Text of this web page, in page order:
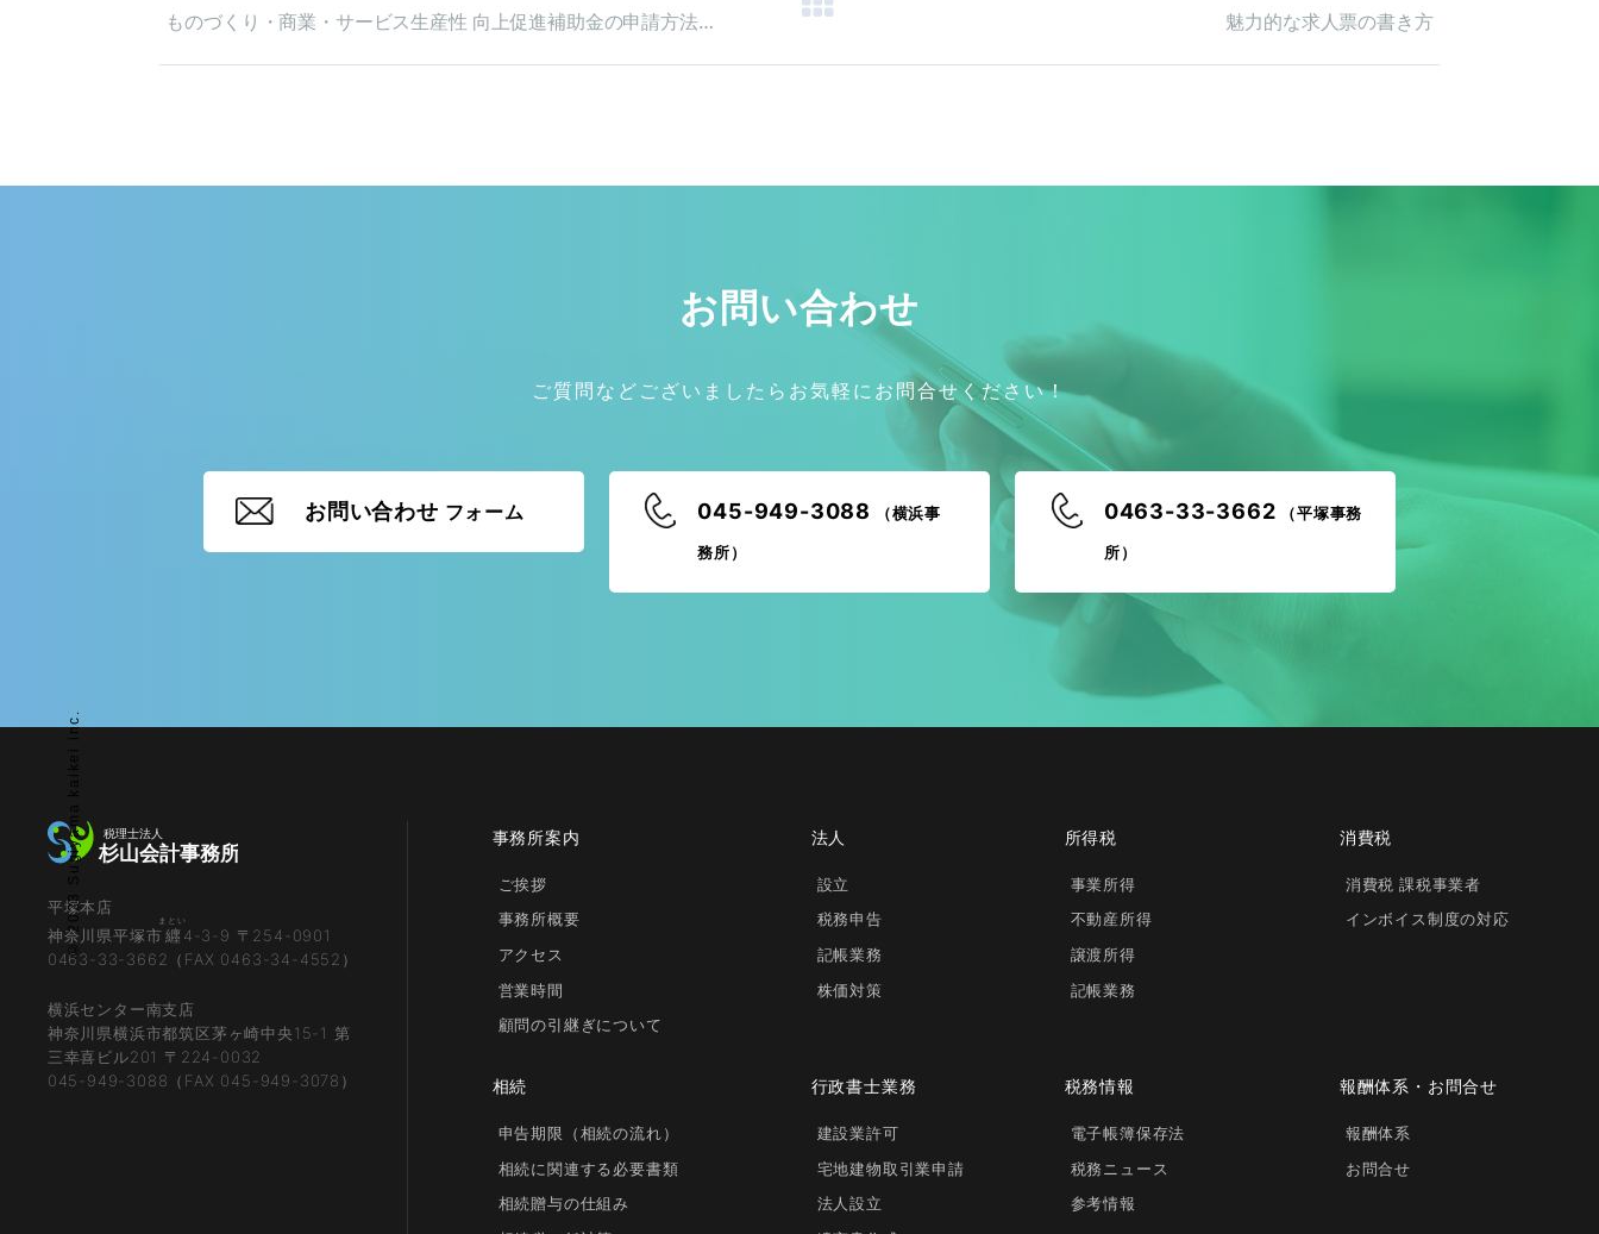
ものづくり・商業・サービス生産性 向上促進補助金の申請方法変更
魅力的な求人票の書き方
お問い合わせ
ご質問などございましたらお気軽にお問合せください！
お問い合わせ フォーム 045-949-3088 （横浜事
務所）
0463-33-3662 （平塚事務
所）
© 2023 Sugiyama kaikei inc.
平塚本店
神奈川県平塚市纒
まとい
4-3-9 〒254-0901
0463-33-3662（FAX 0463-34-4552）
横浜センター南支店
神奈川県横浜市都筑区茅ヶ崎中央15-1 第
三幸喜ビル201 〒224-0032
045-949-3088（FAX 045-949-3078）
事務所案内
ご挨拶
事務所概要
アクセス
営業時間
顧問の引継ぎについて
法人
設立
税務申告
記帳業務
株価対策
所得税
事業所得
不動産所得
譲渡所得
記帳業務
消費税
消費税 課税事業者
インボイス制度の対応
相続
申告期限（相続の流れ）
相続に関連する必要書類
相続贈与の仕組み
行政書士業務
建設業許可
宅地建物取引業申請
法人設立
税務情報
電子帳簿保存法
税務ニュース
参考情報
報酬体系・お問合せ
報酬体系
お問合せ